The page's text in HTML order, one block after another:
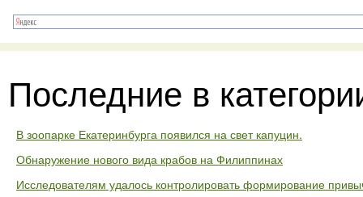
Последние в
В зоопарке Екатеринбурга появился на свет капуцин.
Обнаружение нового вида крабов на Филиппинах
Исследователям удалось контролировать формирование